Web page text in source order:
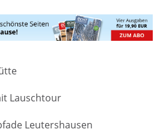
Lauschtour
Leutershausen